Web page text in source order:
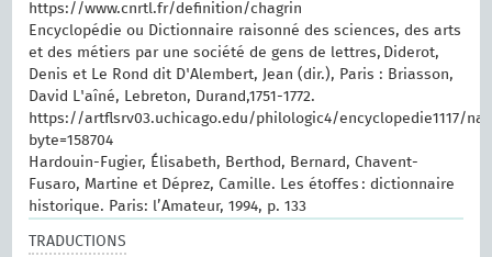
https://www.cnrtl.fr/definition/chagrin
Encyclopédie ou Dictionnaire raisonné des sciences, des arts
et des métiers par une société de gens de lettres, Diderot,
Denis et Le Rond dit D'Alembert, Jean (dir.), Paris : Briasson,
David L'aîné, Lebreton, Durand,1751-1772.
https://artflsrv03.uchicago.edu/philologic4/encyclopedie1117/
byte=158704
Hardouin-Fugier, Élisabeth, Berthod, Bernard, Chavent-
Fusaro, Martine et Déprez, Camille. Les étoffes : dictionnaire
historique. Paris: l’Amateur, 1994, p. 133
TRADUCTIONS